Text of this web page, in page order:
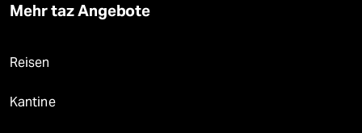
Mehr taz Angebote
Reisen
Kantine